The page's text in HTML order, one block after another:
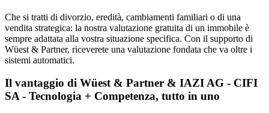
Che si tratti di divorzio, eredità, cambiamenti familiari o di una
vendita strategica: la nostra valutazione gratuita di un immobile è
sempre adattata alla vostra situazione specifica. Con il supporto di
Wüest & Partner, riceverete una valutazione fondata che va oltre i
sistemi automatici.
Il vantaggio di Wüest & Partner & IAZI AG - CIFI
SA - Tecnologia + Competenza, tutto in uno